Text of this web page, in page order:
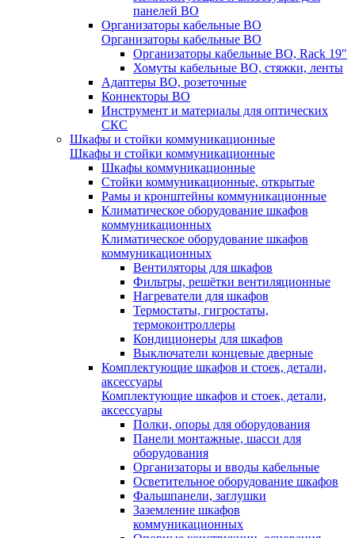
панелей ВО
Организаторы кабельные ВО
Организаторы кабельные ВО
Организаторы кабельные ВО, Rack 19"
Хомуты кабельные ВО, стяжки, ленты
Адаптеры ВО, розеточные
Коннекторы ВО
Инструмент и материалы для оптических
СКС
Шкафы и стойки коммуникационные
Шкафы и стойки коммуникационные
Шкафы коммуникационные
Стойки коммуникационные, открытые
Рамы и кронштейны коммуникационные
Климатическое оборудование шкафов
коммуникационных
Климатическое оборудование шкафов
коммуникационных
Вентиляторы для шкафов
Фильтры, решётки вентиляционные
Нагреватели для шкафов
Термостаты, гигростаты,
термоконтроллеры
Кондиционеры для шкафов
Выключатели концевые дверные
Комплектующие шкафов и стоек, детали,
аксессуары
Комплектующие шкафов и стоек, детали,
аксессуары
Полки, опоры для оборудования
Панели монтажные, шасси для
оборудования
Организаторы и вводы кабельные
Осветительное оборудование шкафов
Фальшпанели, заглушки
Заземление шкафов
коммуникационных